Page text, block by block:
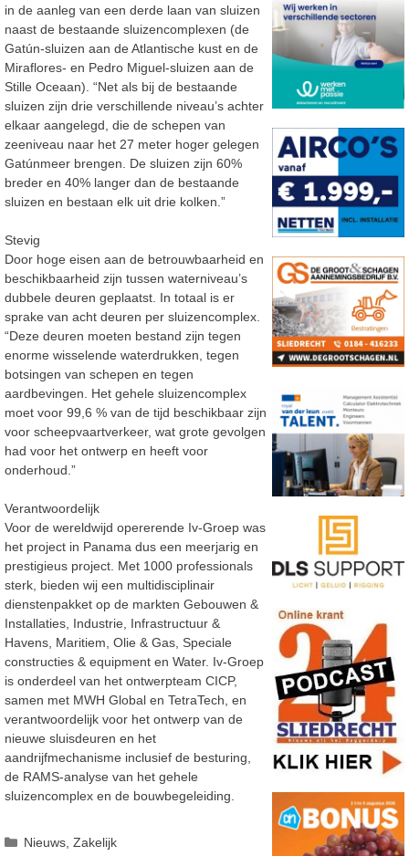
in de aanleg van een derde laan van sluizen
naast de bestaande sluizencomplexen (de
Gatún-sluizen aan de Atlantische kust en de
Miraflores- en Pedro Miguel-sluizen aan de
Stille Oceaan). “Net als bij de bestaande
sluizen zijn drie verschillende niveau’s achter
elkaar aangelegd, die de schepen van
zeeniveau naar het 27 meter hoger gelegen
Gatúnmeer brengen. De sluizen zijn 60%
breder en 40% langer dan de bestaande
sluizen en bestaan elk uit drie kolken.”
Stevig
Door hoge eisen aan de betrouwbaarheid en
beschikbaarheid zijn tussen waterniveau’s
dubbele deuren geplaatst. In totaal is er
sprake van acht deuren per sluizencomplex.
“Deze deuren moeten bestand zijn tegen
enorme wisselende waterdrukken, tegen
botsingen van schepen en tegen
aardbevingen. Het gehele sluizencomplex
moet voor 99,6 % van de tijd beschikbaar zijn
voor scheepvaartverkeer, wat grote gevolgen
had voor het ontwerp en heeft voor
onderhoud.”
Verantwoordelijk
Voor de wereldwijd opererende Iv-Groep was
het project in Panama dus een meerjarig en
prestigieus project. Met 1000 professionals
sterk, bieden wij een multidisciplinair
dienstenpakket op de markten Gebouwen &
Installaties, Industrie, Infrastructuur &
Havens, Maritiem, Olie & Gas, Speciale
constructies & equipment en Water. Iv-Groep
is onderdeel van het ontwerpteam CICP,
samen met MWH Global en TetraTech, en
verantwoordelijk voor het ontwerp van de
nieuwe sluisdeuren en het
aandrijfmechanisme inclusief de besturing,
de RAMS-analyse van het gehele
sluizencomplex en de bouwbegeleiding.
Categorieën
Nieuws,Zakelijk